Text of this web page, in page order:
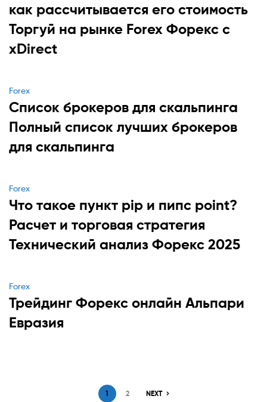
как рассчитывается его стоимость
Торгуй на рынке Forex Форекс с
xDirect
Categories
Forex
Список брокеров для скальпинга
Полный список лучших брокеров
для скальпинга
Categories
Forex
Что такое пункт pip и пипс point?
Расчет и торговая стратегия
Технический анализ Форекс 2025
Categories
Forex
Трейдинг Форекс онлайн Альпари
Евразия
1 2 NEXT